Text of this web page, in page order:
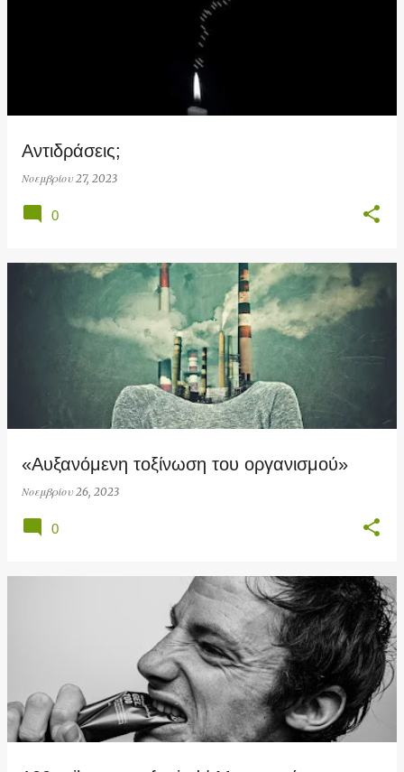
Αντιδράσεις;
Νοεμβρίου 27, 2023
0
«Αυξανόμενη τοξίνωση του οργανισμού»
Νοεμβρίου 26, 2023
0